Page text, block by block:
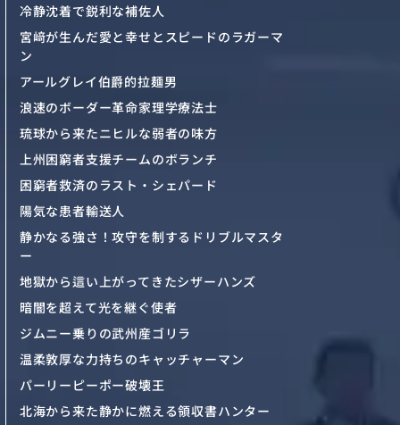
冷静沈着で鋭利な補佐人
宮﨑が生んだ愛と幸せとスピードのラガーマ
ン
アールグレイ伯爵的拉麺男
浪速のボーダー革命家理学療法士
琉球から来たニヒルな弱者の味方
上州困窮者支援チームのボランチ
困窮者救済のラスト・シェパード
陽気な患者輸送人
静かなる強さ！攻守を制するドリブルマスタ
ー
地獄から這い上がってきたシザーハンズ
暗闇を超えて光を継ぐ使者
ジムニー乗りの武州産ゴリラ
温柔敦厚な力持ちのキャッチャーマン
パーリーピーポー破壊王
北海から来た静かに燃える領収書ハンター